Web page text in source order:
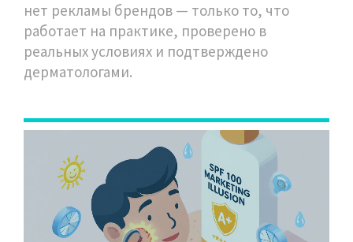
нет рекламы брендов — только то, что
работает на практике, проверено в
реальных условиях и подтверждено
дерматологами.